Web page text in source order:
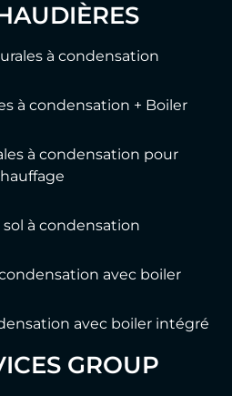
à condensation
à condensation + Boiler
à condensation pour
à condensation
avec boiler
avec boiler intégré
GROUP